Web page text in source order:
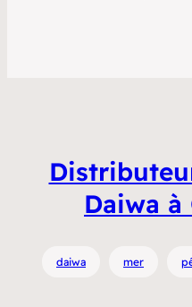
Daiwa
daiwa mer